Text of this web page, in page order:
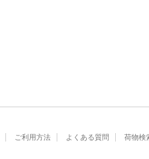
ご利用方法 よくある質問 荷物検